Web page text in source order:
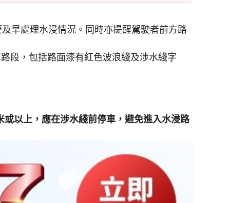
早處理水浸情況。同時亦提醒駕駛者前方路
段，包括路面漆有紅色波浪綫及涉水綫字
以上，應在涉水綫前停車，避免進入水浸路